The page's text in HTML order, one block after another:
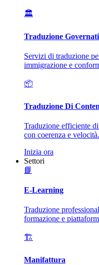
🏛️
Traduzione
Servizi di traduzione
immigrazione e
📦
Traduzione Di
Traduzione efficiente
con coerenza e velocità.
Inizia ora
Settori
📘
E-Learning
Traduzione
formazione e
🏗️
Manifattura